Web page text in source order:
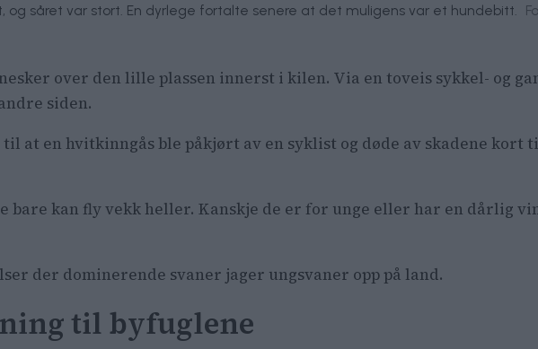
og såret var stort. En dyrlege fortalte senere at det muligens var et hundebitt.
over den lille plassen innerst i kilen. Via en toveis sykkel- og
siden.
at en hvitkinngås ble påkjørt av en syklist og døde av skadene kort
bare kan fly vekk heller. Kanskje de er for unge eller har en dårlig
der dominerende svaner jager ungsvaner opp på land.
til byfuglene